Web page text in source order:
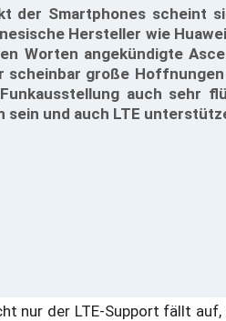
der Smartphones scheint
Hersteller wie
Worten angekündigte
scheinbar große
auch sehr
sein und auch LTE
nur der LTE-Support fällt